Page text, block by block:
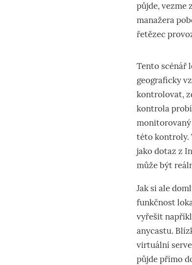
půjde, vezme
manažera
řetězec
Tento scénář
geograficky
kontrolovat,
kontrola
monitorovaný
této kontroly.
jako dotaz z
může být
Jak si ale
funkčnost
vyřešit
anycastu.
virtuální
půjde přímo